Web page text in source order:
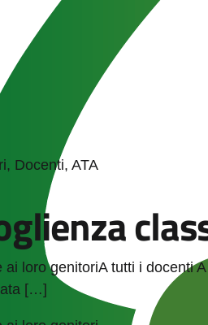
Docenti, ATA
loro genitoriA tutti i docenti
[…]